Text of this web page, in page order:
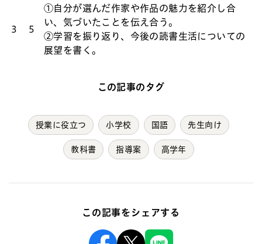
3 5
①自分が選んだ作家や作品の魅力を紹介し合
い、気づいたことを伝え合う。
②学習を振り返り、今後の読書生活についての
展望を書く。
この記事のタグ
授業に役立つ 小学校 国語 先生向け
教科書 指導案 高学年
この記事をシェアする